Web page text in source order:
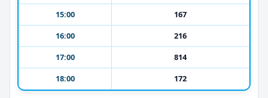
15:00
167
16:00
216
17:00
814
18:00
172